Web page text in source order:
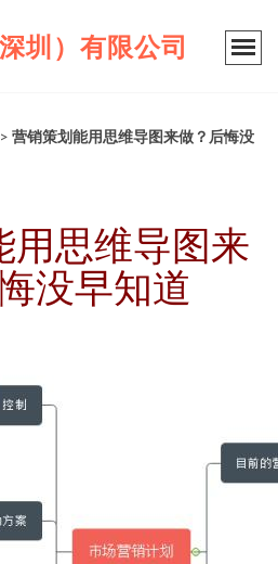
圳）有限公司
> 营销策划能用思维导图来做？后悔没
用思维导图来
没早知道